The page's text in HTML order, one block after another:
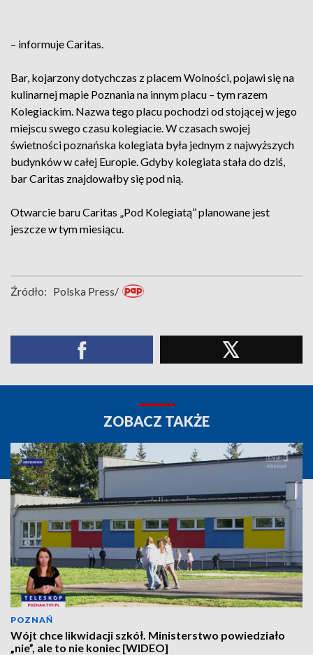
– informuje Caritas.
Bar, kojarzony dotychczas z placem Wolności, pojawi się na
kulinarnej mapie Poznania na innym placu – tym razem
Kolegiackim. Nazwa tego placu pochodzi od stojącej w jego
miejscu swego czasu kolegiacie. W czasach swojej
świetności poznańska kolegiata była jednym z najwyższych
budynków w całej Europie. Gdyby kolegiata stała do dziś,
bar Caritas znajdowałby się pod nią.
Otwarcie baru Caritas „Pod Kolegiatą” planowane jest
jeszcze w tym miesiącu.
Źródło: Polska Press/
ZOBACZ TAKŻE
POZNAŃ
Wójt chce likwidacji szkół. Ministerstwo powiedziało
„nie”, ale to nie koniec [WIDEO]